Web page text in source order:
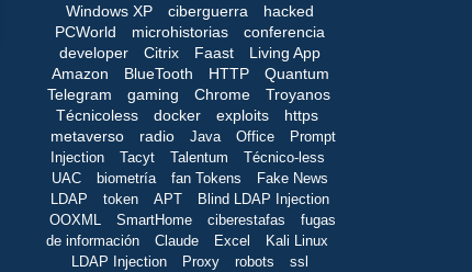
Windows XP
ciberguerra
hacked
PCWorld
microhistorias
conferencia
developer
Citrix Faast
Living App
Amazon
BlueTooth HTTP
Quantum
Telegram
gaming Chrome
Troyanos
Técnicoless
docker exploits
https
metaverso
radio Java Office
Prompt
Injection
Tacyt Talentum
Técnico-less
UAC
biometría fan Tokens
Fake News
LDAP
token APT
Blind LDAP Injection
OOXML
SmartHome ciberestafas
fugas
de información
Claude Excel
Kali Linux
LDAP Injection
Proxy robots
ssl